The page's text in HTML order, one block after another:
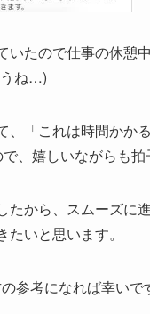
たので仕事の休憩
うね…)
「これは時間かか
、嬉しいながらも拍
から、スムーズに
いと思います。
参考になれば幸いで